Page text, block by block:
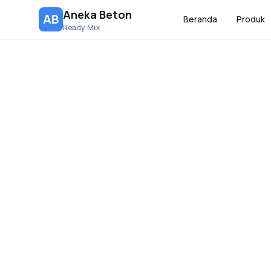
AB Aneka Beton
Ready Mix
Beranda Produk